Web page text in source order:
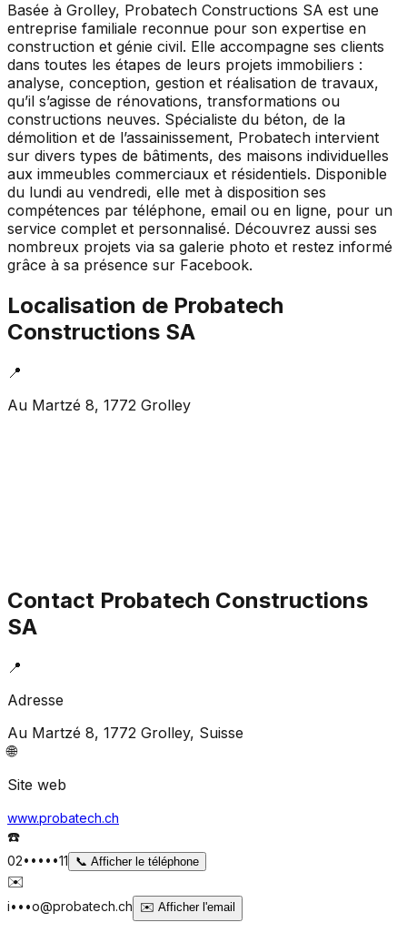
Basée à Grolley, Probatech Constructions SA est une
entreprise familiale reconnue pour son expertise en
construction et génie civil. Elle accompagne ses clients
dans toutes les étapes de leurs projets immobiliers :
analyse, conception, gestion et réalisation de travaux,
qu’il s’agisse de rénovations, transformations ou
constructions neuves. Spécialiste du béton, de la
démolition et de l’assainissement, Probatech intervient
sur divers types de bâtiments, des maisons individuelles
aux immeubles commerciaux et résidentiels. Disponible
du lundi au vendredi, elle met à disposition ses
compétences par téléphone, email ou en ligne, pour un
service complet et personnalisé. Découvrez aussi ses
nombreux projets via sa galerie photo et restez informé
grâce à sa présence sur Facebook.
Localisation de Probatech
Constructions SA
📍
Au Martzé 8, 1772 Grolley
Contact Probatech Constructions
SA
📍
Adresse
Au Martzé 8, 1772 Grolley, Suisse
🌐
Site web
www.probatech.ch
☎️
02•••••11 📞 Afficher le téléphone
✉️
i•••o@probatech.ch ✉️ Afficher l'email